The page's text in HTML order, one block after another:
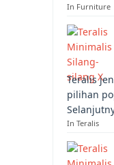
In Furniture
Teralis
pilihan
In Teralis